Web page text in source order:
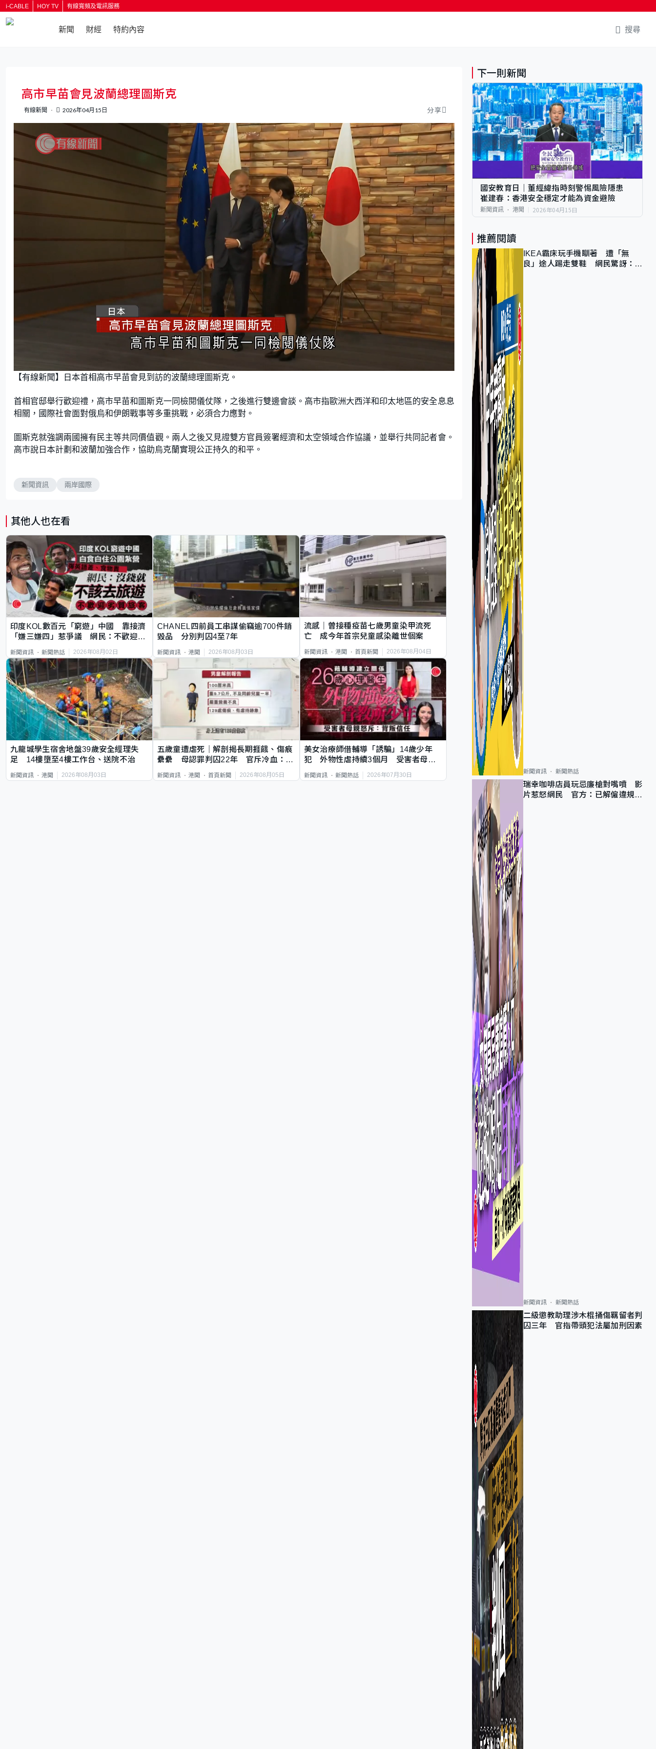
i-CABLE HOY TV 有線寬頻及電訊服務
新聞 財經 特約內容 搜尋
高市早苗會見波蘭總理圖斯克
有線新聞 2026年04月15日 分享
n
m
u
a
d
4
7
.
0
6
【有線新聞】日本首相高市早苗會見到訪的波蘭總理圖斯克。
首相官邸舉行歡迎禮，高市早苗和圖斯克一同檢閱儀仗隊，之後進行雙邊會談。高市指歐洲大西洋和印太地區的安全息息
相關，國際社會面對俄烏和伊朗戰事等多重挑戰，必須合力應對。
圖斯克就強調兩國擁有民主等共同價值觀。兩人之後又見證雙方官員簽署經濟和太空領域合作協議，並舉行共同記者會。
高市說日本計劃和波蘭加強合作，協助烏克蘭實現公正持久的和平。
新聞資訊 兩岸國際
其他人也在看
印度KOL數百元「窮遊」中國 靠接濟
「嫌三嫌四」惹爭議 網民：不歡迎劣
新聞資訊 新聞熱話 2026年08月02日
CHANEL四前員工串謀偷竊逾700件銷
毀品 分別判囚4至7年
新聞資訊 港聞 2026年08月03日
流感｜曾接種疫苗七歲男童染甲流死
亡 成今年首宗兒童感染離世個案
新聞資訊 港聞 首頁新聞 2026年08月04日
九龍城學生宿舍地盤39歲安全經理失
足 14樓墮至4樓工作台、送院不治
新聞資訊 港聞 2026年08月03日
五歲童遭虐死｜解剖揭長期捱餓、傷痕
纍纍 母認罪判囚22年 官斥冷血：同
新聞資訊 港聞 首頁新聞 2026年08月05日
美女治療師借輔導「誘騙」14歲少年
犯 外物性虐持續3個月 受害者母：
新聞資訊 新聞熱話 2026年07月30日
下一則新聞
國安教育日｜董經緯指時刻警惕風險隱患
崔建春：香港安全穩定才能為資金避險
新聞資訊 港聞 2026年04月15日
推薦閱讀
IKEA霸床玩手機瞓著 遭「無
良」途人踢走雙鞋 網民驚訝：冇
新聞資訊 新聞熱話
瑞幸咖啡店員玩忌廉槍對嘴噴 影
片惹怒網民 官方：已解僱違規員
新聞資訊 新聞熱話
二級懲教助理涉木棍捅傷羈留者判
囚三年 官指帶頭犯法屬加刑因素